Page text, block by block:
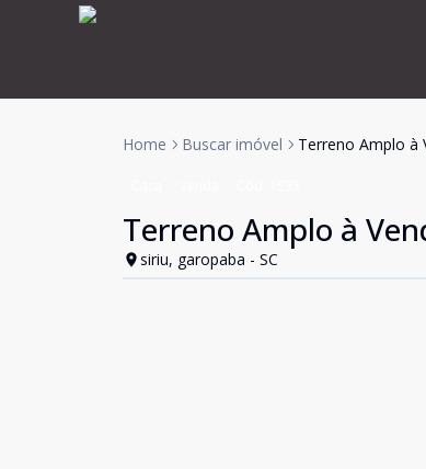
Home Buscar imóvel Terreno Amplo à
Terreno Amplo à
siriu, garopaba - SC